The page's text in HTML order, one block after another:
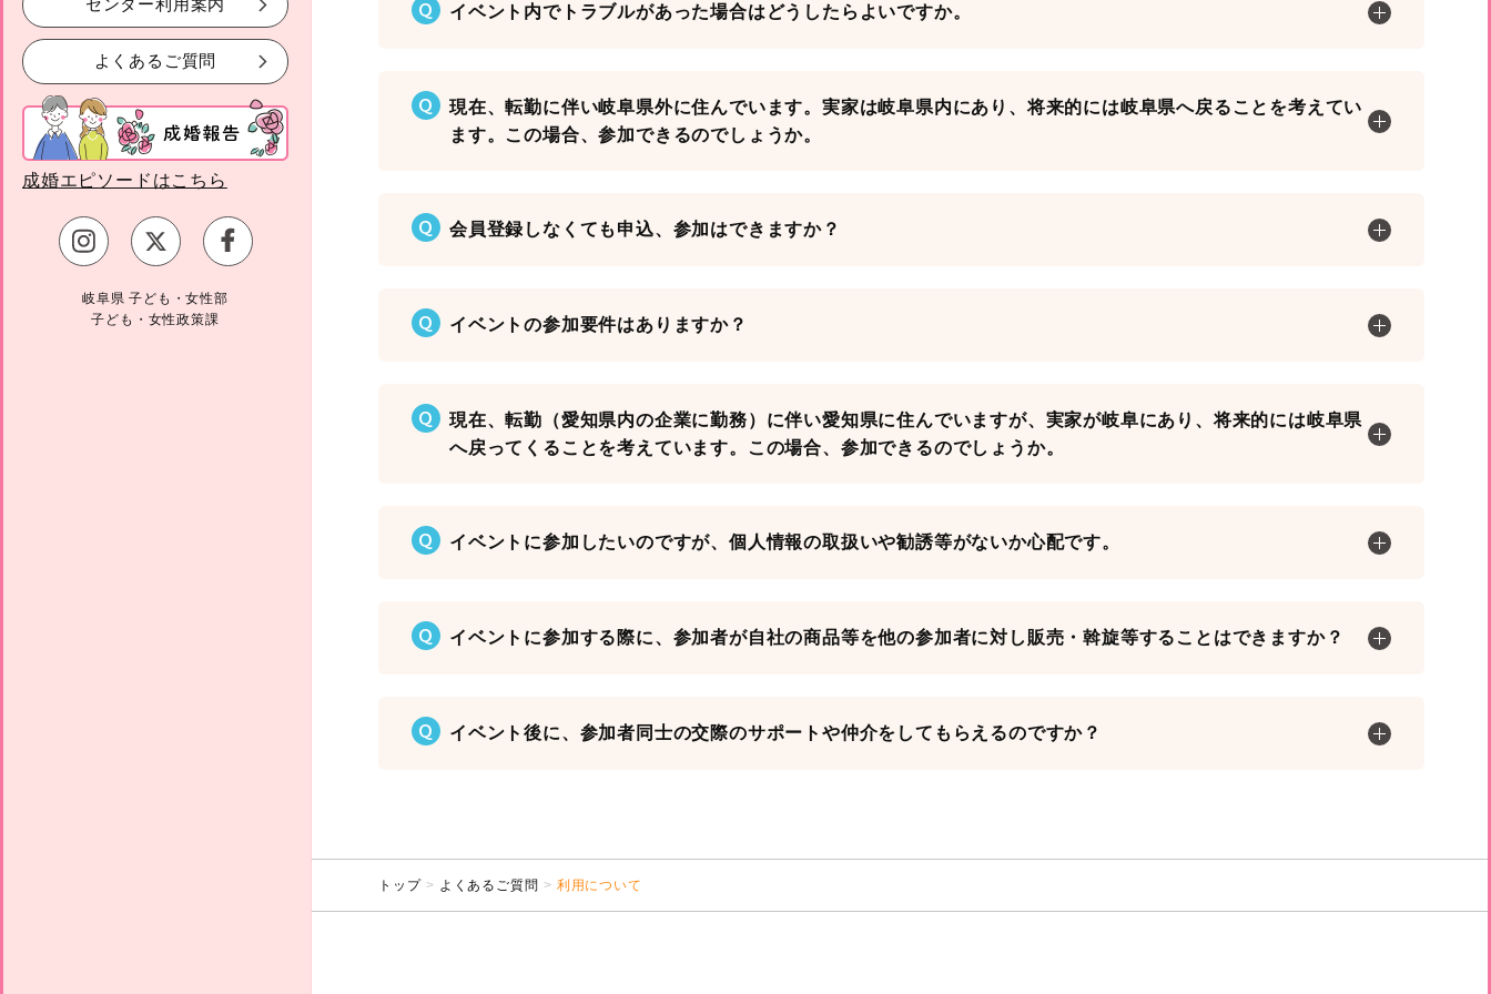
センター利用案内
よくあるご質問
成婚エピソードはこちら
岐阜県 子ども・女性部
子ども・女性政策課
Q イベント内でトラブルがあった場合はどうしたらよいですか。
Q
現在、転勤に伴い岐阜県外に住んでいます。実家は岐阜県内にあり、将来的には岐阜県へ戻ることを考えてい
ます。この場合、参加できるのでしょうか。
Q 会員登録しなくても申込、参加はできますか？
Q イベントの参加要件はありますか？
Q
現在、転勤（愛知県内の企業に勤務）に伴い愛知県に住んでいますが、実家が岐阜にあり、将来的には岐阜県
へ戻ってくることを考えています。この場合、参加できるのでしょうか。
Q イベントに参加したいのですが、個人情報の取扱いや勧誘等がないか心配です。
Q イベントに参加する際に、参加者が自社の商品等を他の参加者に対し販売・斡旋等することはできますか？
Q イベント後に、参加者同士の交際のサポートや仲介をしてもらえるのですか？
トップ よくあるご質問 利用について